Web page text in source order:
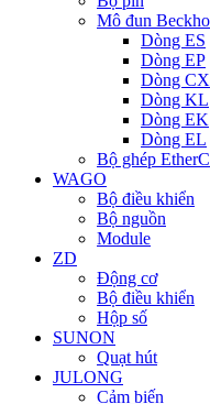
Mô đun
Dòng ES
Dòng EP
Dòng CX
Dòng KL
Dòng EK
Dòng EL
Bộ ghép
WAGO
Bộ điều khiển
Bộ nguồn
Module
ZD
Động cơ
Bộ điều khiển
Hộp số
SUNON
Quạt hút
JULONG
Cảm biến